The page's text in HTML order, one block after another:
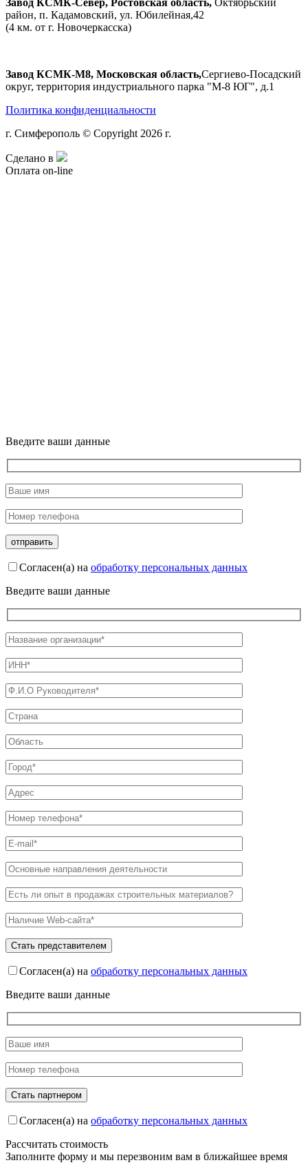
Завод КСМК-Север, Ростовская область, Октябрьский
район, п. Кадамовский, ул. Юбилейная,42
(4 км. от г. Новочеркасска)
Завод КСМК-М8, Московская область,Сергиево-Посадский
округ, территория индустриального парка "М-8 ЮГ", д.1
Политика конфиденциальности
г. Симферополь © Copyright 2026 г.
Сделано в
Оплата on-line
Введите ваши данные
Согласен(а) на обработку персональных данных
Введите ваши данные
Согласен(а) на обработку персональных данных
Введите ваши данные
Согласен(а) на обработку персональных данных
Рассчитать стоимость
Заполните форму и мы перезвоним вам в ближайшее время